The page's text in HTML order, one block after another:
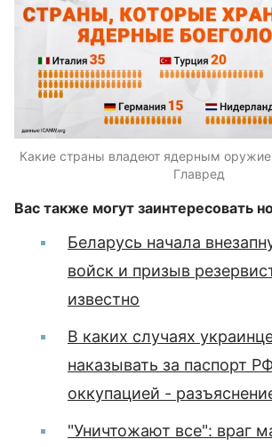
Какие страны владеют ядерным
Главред
Вас также могут заинтересовать
Беларусь начала
войск и призыв
известно
В каких случаях
наказывать за паспорт
оккупацией -
"Уничтожают все": враг